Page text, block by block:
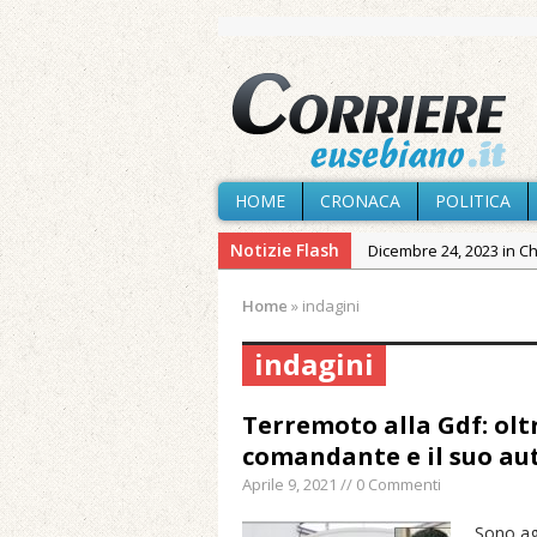
HOME CRONACA POLITICA
Notizie Flash Dicembre 24, 2023 in
Agosto 6, 2026 in
Agosto 4, 2026 in
Agosto 3, 2026 in
Home » indagini
indagini
Terremoto alla Gdf:
comandante e il suo
Aprile 9, 2021 // 0 Commenti